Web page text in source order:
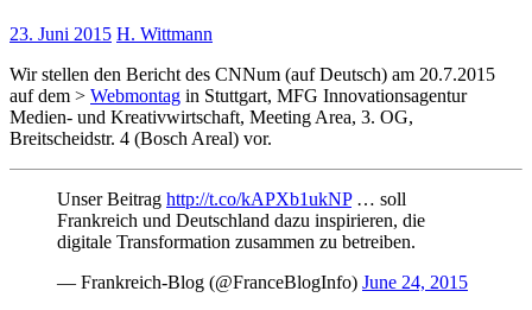
23. Juni 2015 H. Wittmann
Wir stellen den Bericht des CNNum (auf Deutsch) am 20.7.2015
auf dem > Webmontag in Stuttgart, MFG Innovationsagentur
Medien- und Kreativwirtschaft, Meeting Area, 3. OG,
Breitscheidstr. 4 (Bosch Areal) vor.
Unser Beitrag http://t.co/kAPXb1ukNP… soll
Frankreich und Deutschland dazu inspirieren, die
digitale Transformation zusammen zu betreiben.
— Frankreich-Blog (@FranceBlogInfo) June 24, 2015